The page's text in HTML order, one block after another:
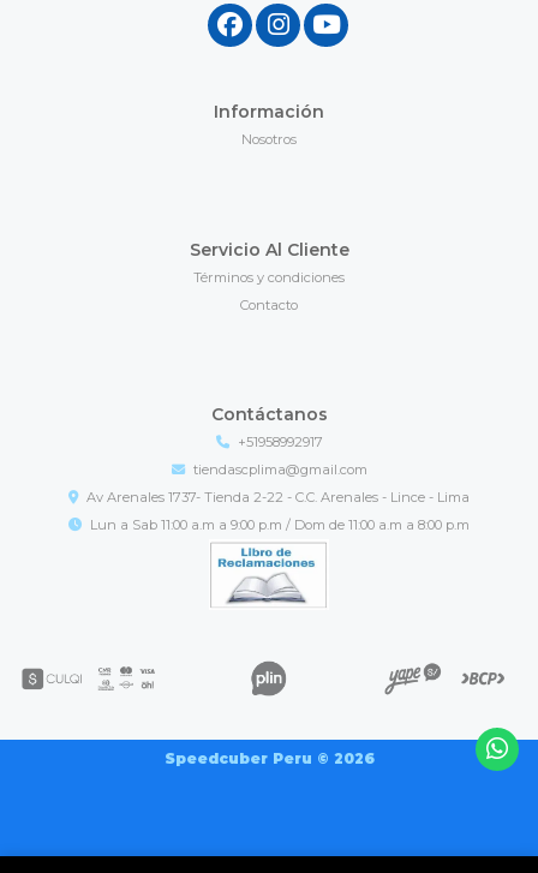
Información
Nosotros
Servicio Al Cliente
Términos y condiciones
Contacto
Contáctanos
+51958992917
tiendascplima@gmail.com
Av Arenales 1737- Tienda 2-22 - C.C. Arenales - Lince - Lima
Lun a Sab 11:00 a.m a 9:00 p.m / Dom de 11:00 a.m a 8:00 p.m
Speedcuber Peru © 2026